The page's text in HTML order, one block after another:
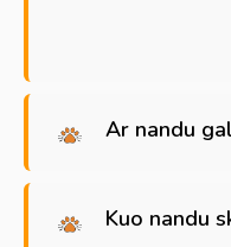
Ar nandu
Kuo nandu